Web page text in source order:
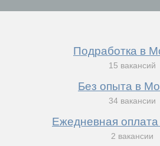
Подработка в
15 вакансий
Без опыта в
34 вакансии
Ежедневная
2 вакансии